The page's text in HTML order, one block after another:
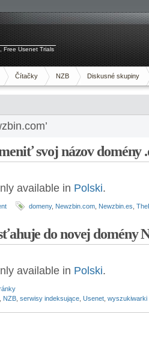
Free Usenet Trials
Čítačky NZB Diskusné skupiny
svoj ​​názov domény
available in Polski.
domeny, Newzbin.com Newzbin.es
do novej domény
available in Polski.
NZB serwisy indeksujące Usenet wyszukiwarki